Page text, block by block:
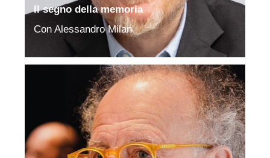
Il segno della memoria
Con Alessandro Milan